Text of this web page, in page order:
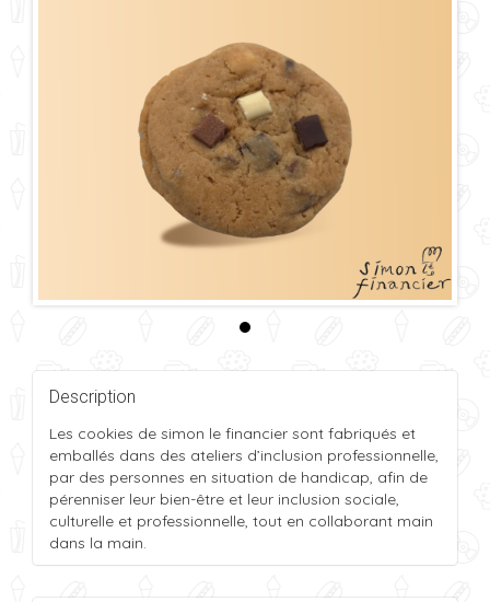
Description
Les cookies de simon le financier sont fabriqués et
emballés dans des ateliers d’inclusion professionnelle,
par des personnes en situation de handicap, afin de
pérenniser leur bien-être et leur inclusion sociale,
culturelle et professionnelle, tout en collaborant main
dans la main.